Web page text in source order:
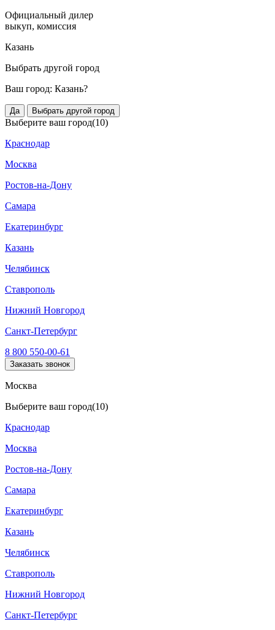
Официальный дилер
выкуп, комиссия
Казань
Выбрать другой город
Ваш город: Казань?
Да Выбрать другой город
Выберите ваш город(10)
Краснодар
Москва
Ростов-на-Дону
Самара
Екатеринбург
Казань
Челябинск
Ставрополь
Нижний Новгород
Санкт-Петербург
8 800 550-00-61
Заказать звонок
Москва
Выберите ваш город(10)
Краснодар
Москва
Ростов-на-Дону
Самара
Екатеринбург
Казань
Челябинск
Ставрополь
Нижний Новгород
Санкт-Петербург